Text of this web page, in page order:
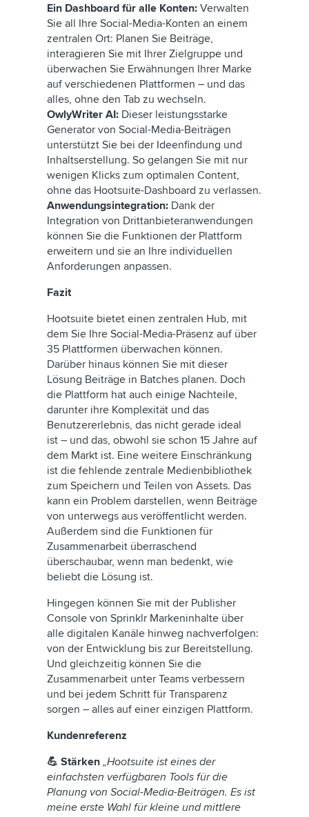
Ein Dashboard für alle Konten: Verwalten
Sie all Ihre Social-Media-Konten an einem
zentralen Ort: Planen Sie Beiträge,
interagieren Sie mit Ihrer Zielgruppe und
überwachen Sie Erwähnungen Ihrer Marke
auf verschiedenen Plattformen – und das
alles, ohne den Tab zu wechseln.
OwlyWriter AI: Dieser leistungsstarke
Generator von Social-Media-Beiträgen
unterstützt Sie bei der Ideenfindung und
Inhaltserstellung. So gelangen Sie mit nur
wenigen Klicks zum optimalen Content,
ohne das Hootsuite-Dashboard zu verlassen.
Anwendungsintegration: Dank der
Integration von Drittanbieteranwendungen
können Sie die Funktionen der Plattform
erweitern und sie an Ihre individuellen
Anforderungen anpassen.
Fazit
Hootsuite bietet einen zentralen Hub, mit
dem Sie Ihre Social-Media-Präsenz auf über
35 Plattformen überwachen können.
Darüber hinaus können Sie mit dieser
Lösung Beiträge in Batches planen. Doch
die Plattform hat auch einige Nachteile,
darunter ihre Komplexität und das
Benutzererlebnis, das nicht gerade ideal
ist – und das, obwohl sie schon 15 Jahre auf
dem Markt ist. Eine weitere Einschränkung
ist die fehlende zentrale Medienbibliothek
zum Speichern und Teilen von Assets. Das
kann ein Problem darstellen, wenn Beiträge
von unterwegs aus veröffentlicht werden.
Außerdem sind die Funktionen für
Zusammenarbeit überraschend
überschaubar, wenn man bedenkt, wie
beliebt die Lösung ist.
Hingegen können Sie mit der Publisher
Console von Sprinklr Markeninhalte über
alle digitalen Kanäle hinweg nachverfolgen:
von der Entwicklung bis zur Bereitstellung.
Und gleichzeitig können Sie die
Zusammenarbeit unter Teams verbessern
und bei jedem Schritt für Transparenz
sorgen – alles auf einer einzigen Plattform.
Kundenreferenz
💪 Stärken „Hootsuite ist eines der
einfachsten verfügbaren Tools für die
Planung von Social-Media-Beiträgen. Es ist
meine erste Wahl für kleine und mittlere